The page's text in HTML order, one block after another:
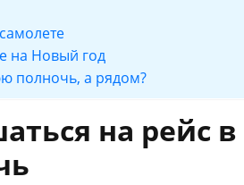
на Новый год
полночь, а рядом?
на рейс в